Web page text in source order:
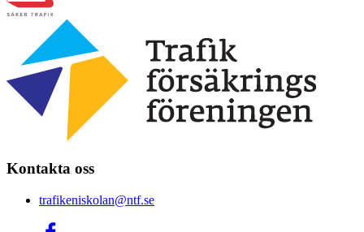
Kontakta oss
trafikeniskolan@ntf.se